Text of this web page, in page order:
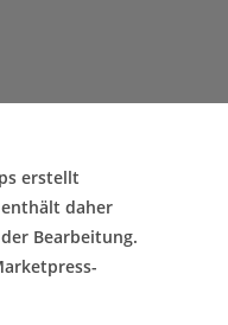
erstellt
daher
Bearbeitung.